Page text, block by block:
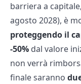
barriera a
agosto 2028), è
proteggendo il
-50% dal valore
non verrà
finale saranno